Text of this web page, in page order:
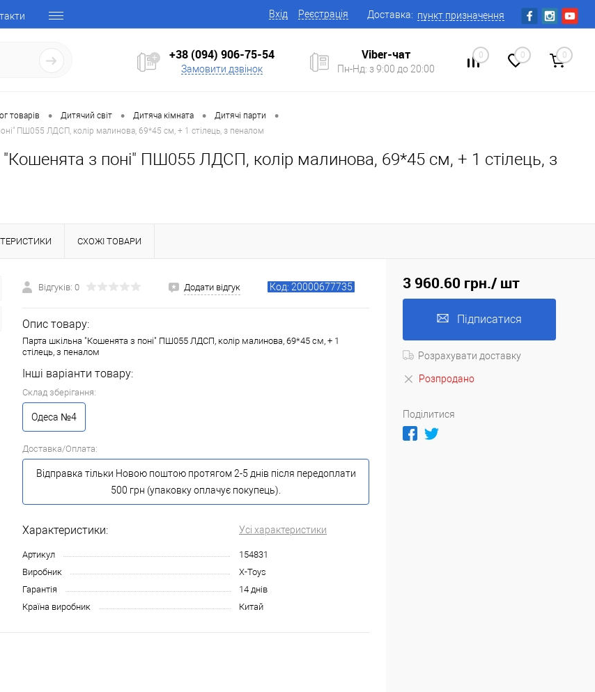
Вхід Реєстрація Доставка: пункт призначення
+38 (094) 906-75-54
Замовити дзвінок
Viber-чат
Пн-Нд: з 9:00 до 20:00
0 0 0
товарів • Дитячий світ • Дитяча кімната • Дитячі парти •
ПШ055 ЛДСП, колір малинова, 69*45 см, + 1 стілець, з пеналом
з поні" ПШ055 ЛДСП, колір малинова, 69*45 см, + 1 стілець, з
СХОЖІ ТОВАРИ
Відгуків: 0 Додати відгук Код: 20000677735
Опис товару:
Парта шкільна "Кошенята з поні" ПШ055 ЛДСП, колір малинова, 69*45 см, + 1
стілець, з пеналом
Інші варіанти товару:
Склад зберігання:
Одеса №4
Доставка/Оплата:
Відправка тільки Новою поштою протягом 2-5 днів після передоплати
500 грн (упаковку оплачує покупець).
Характеристики: Усі характеристики
Артикул
154831
Виробник
X-Toys
Гарантія
14 днів
Країна виробник
Китай
3 960.60 грн./ шт
Підписатися
Розрахувати доставку
Розпродано
Поділитися